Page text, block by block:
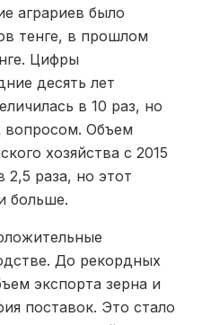
аграриев было
тенге, в прошлом
Цифры
десять лет
в 10 раз, но
вопросом. Объем
хозяйства с 2015
2,5 раза, но этот
больше.
До рекордных
экспорта зерна и
поставок. Это стало